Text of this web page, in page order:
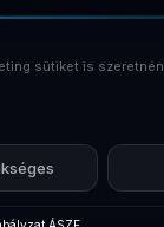
sütiket is